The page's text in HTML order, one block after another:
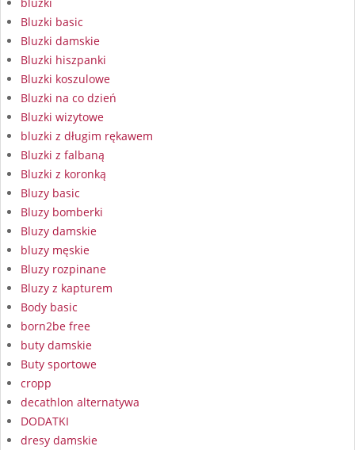
Bluzki basic
Bluzki damskie
Bluzki hiszpanki
Bluzki koszulowe
Bluzki na co dzień
Bluzki wizytowe
bluzki z długim rękawem
Bluzki z falbaną
Bluzki z koronką
Bluzy basic
Bluzy bomberki
Bluzy damskie
bluzy męskie
Bluzy rozpinane
Bluzy z kapturem
Body basic
born2be free
buty damskie
Buty sportowe
cropp
decathlon alternatywa
DODATKI
dresy damskie